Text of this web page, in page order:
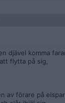
djävel komma
flytta på sig,
av förare på